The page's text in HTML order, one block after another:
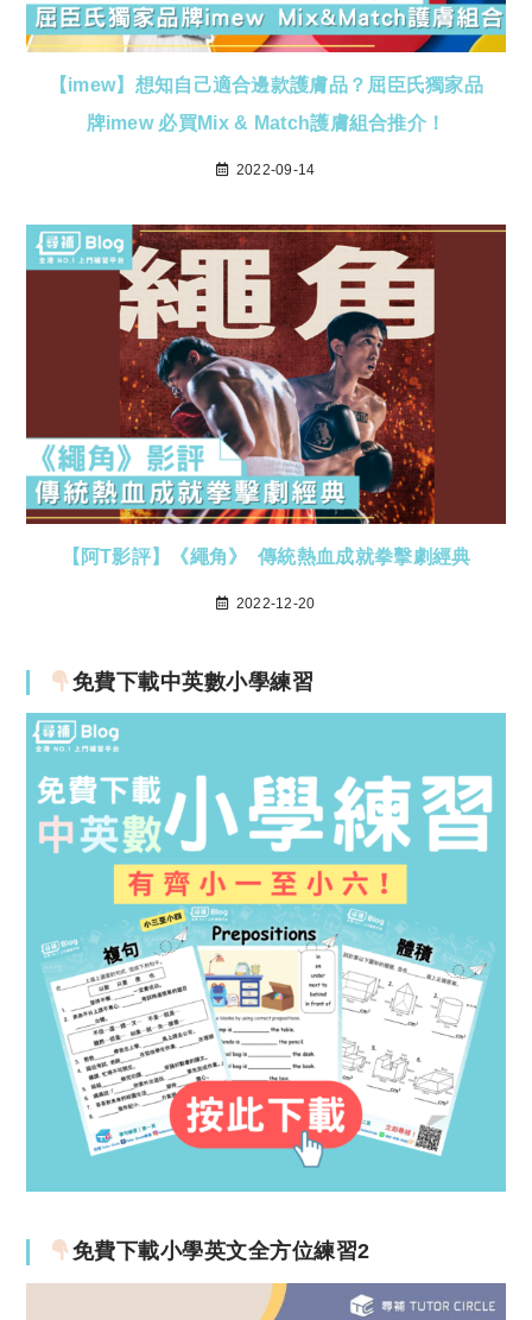
【imew】想知自己適合邊款護膚品？屈臣氏獨家品
牌imew 必買Mix & Match護膚組合推介！
2022-09-14
【阿T影評】《繩角》 傳統熱血成就拳擊劇經典
2022-12-20
免費下載中英數小學練習
免費下載小學英文全方位練習2